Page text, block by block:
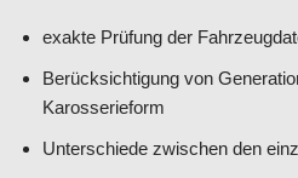
exakte Prüfung der
Berücksichtigung von
Karosserieform
Unterschiede zwischen den